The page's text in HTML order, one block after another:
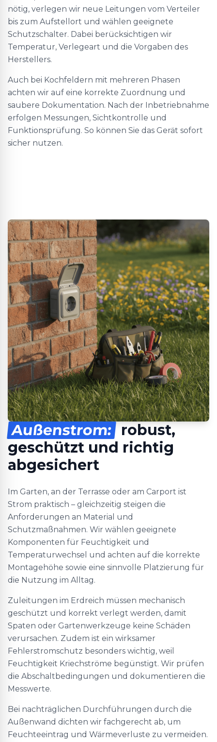
nötig, verlegen wir neue Leitungen vom Verteiler
bis zum Aufstellort und wählen geeignete
Schutzschalter. Dabei berücksichtigen wir
Temperatur, Verlegeart und die Vorgaben des
Herstellers.
Auch bei Kochfeldern mit mehreren Phasen
achten wir auf eine korrekte Zuordnung und
saubere Dokumentation. Nach der Inbetriebnahme
erfolgen Messungen, Sichtkontrolle und
Funktionsprüfung. So können Sie das Gerät sofort
sicher nutzen.
Außenstrom: robust,
geschützt und richtig
abgesichert
Im Garten, an der Terrasse oder am Carport ist
Strom praktisch – gleichzeitig steigen die
Anforderungen an Material und
Schutzmaßnahmen. Wir wählen geeignete
Komponenten für Feuchtigkeit und
Temperaturwechsel und achten auf die korrekte
Montagehöhe sowie eine sinnvolle Platzierung für
die Nutzung im Alltag.
Zuleitungen im Erdreich müssen mechanisch
geschützt und korrekt verlegt werden, damit
Spaten oder Gartenwerkzeuge keine Schäden
verursachen. Zudem ist ein wirksamer
Fehlerstromschutz besonders wichtig, weil
Feuchtigkeit Kriechströme begünstigt. Wir prüfen
die Abschaltbedingungen und dokumentieren die
Messwerte.
Bei nachträglichen Durchführungen durch die
Außenwand dichten wir fachgerecht ab, um
Feuchteeintrag und Wärmeverluste zu vermeiden.